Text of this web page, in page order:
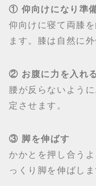
① 仰向けになり準
仰向けに寝て両膝
ます。膝は自然に
② お腹に力を入れ
腰が反らないよう
定させます。
③ 脚を伸ばす
かかとを押し合う
っくり脚を伸ばしま